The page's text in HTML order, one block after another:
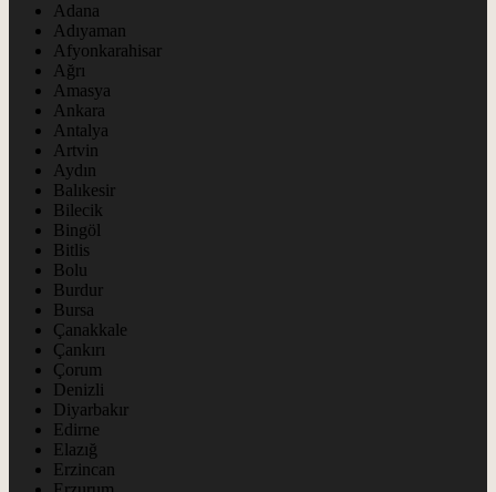
Adana
Adıyaman
Afyonkarahisar
Ağrı
Amasya
Ankara
Antalya
Artvin
Aydın
Balıkesir
Bilecik
Bingöl
Bitlis
Bolu
Burdur
Bursa
Çanakkale
Çankırı
Çorum
Denizli
Diyarbakır
Edirne
Elazığ
Erzincan